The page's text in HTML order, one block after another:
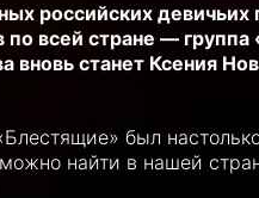
российских
всей стране —
вновь станет Ксения
был
найти в нашей